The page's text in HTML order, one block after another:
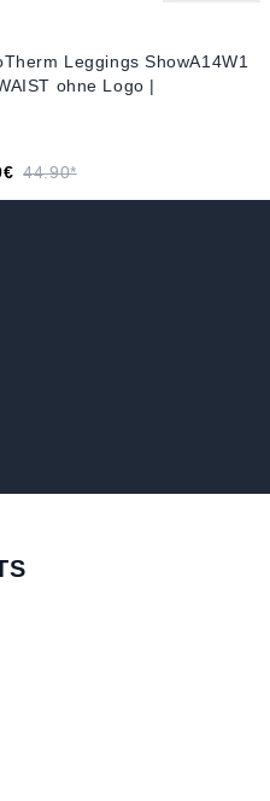
Leggings ShowA14W1
ohne Logo |
44.90*